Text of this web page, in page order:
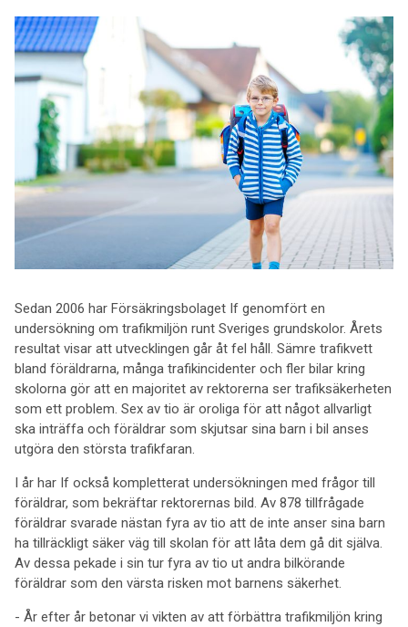
Sedan 2006 har Försäkringsbolaget If genomfört en
undersökning om trafikmiljön runt Sveriges grundskolor. Årets
resultat visar att utvecklingen går åt fel håll. Sämre trafikvett
bland föräldrarna, många trafikincidenter och fler bilar kring
skolorna gör att en majoritet av rektorerna ser trafiksäkerheten
som ett problem. Sex av tio är oroliga för att något allvarligt
ska inträffa och föräldrar som skjutsar sina barn i bil anses
utgöra den största trafikfaran.
I år har If också kompletterat undersökningen med frågor till
föräldrar, som bekräftar rektorernas bild. Av 878 tillfrågade
föräldrar svarade nästan fyra av tio att de inte anser sina barn
ha tillräckligt säker väg till skolan för att låta dem gå dit själva.
Av dessa pekade i sin tur fyra av tio ut andra bilkörande
föräldrar som den värsta risken mot barnens säkerhet.
- År efter år betonar vi vikten av att förbättra trafikmiljön kring